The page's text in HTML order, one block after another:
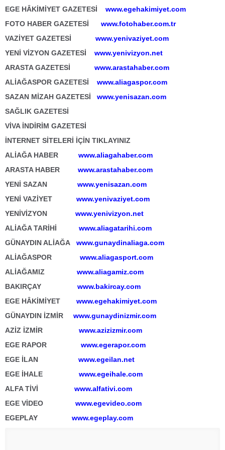
EGE HÂKİMİYET GAZETESİ
www.egehakimiyet.com
FOTO HABER GAZETESİ
www.fotohaber.com.tr
VAZİYET GAZETESİ www.yenivaziyet.com
YENİ VİZYON GAZETESİ
www.yenivizyon.net
ARASTA GAZETESİ www.arastahaber.com
ALİAĞASPOR GAZETESİ
www.aliagaspor.com
SAZAN MİZAH GAZETESİ
www.yenisazan.com
SAĞLIK GAZETESİ
VİVA İNDİRİM GAZETESİ
İNTERNET SİTELERİ İÇİN TIKLAYINIZ
ALİAĞA HABER www.aliagahaber.com
ARASTA HABER www.arastahaber.com
YENİ SAZAN www.yenisazan.com
YENİ VAZİYET www.yenivaziyet.com
YENİVİZYON www.yenivizyon.net
ALİAĞA TARİHİ www.aliagatarihi.com
GÜNAYDIN ALİAĞA
www.gunaydinaliaga.com
ALİAĞASPOR www.aliagasport.com
ALİAĞAMIZ www.aliagamiz.com
BAKIRÇAY www.bakircay.com
EGE HÂKİMİYET www.egehakimiyet.com
GÜNAYDIN İZMİR www.gunaydinizmir.com
AZİZ İZMİR www.azizizmir.com
EGE RAPOR www.egerapor.com
EGE İLAN www.egeilan.net
EGE İHALE www.egeihale.com
ALFA TİVİ www.alfativi.com
EGE VİDEO www.egevideo.com
EGEPLAY www.egeplay.com